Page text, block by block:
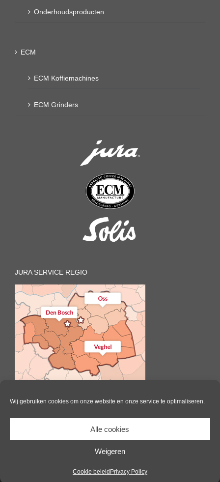
Wij gebruiken cookies om onze website en onze service te optimaliseren.
Alle cookies
Weigeren
Cookie beleid Privacy Policy
Onderhoudsproducten
ECM
ECM Koffiemachines
ECM Grinders
JURA SERVICE REGIO
Il Caffè | All Rights Reserved |Website door Pink Raven|Algemene
voorwaarden|